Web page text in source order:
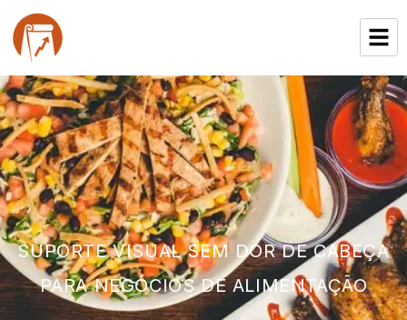
SUPORTE VISUAL SEM DOR DE CABEÇA
PARA NEGÓCIOS DE ALIMENTAÇÃO